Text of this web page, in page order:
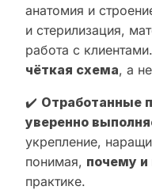
анатомия и
и стерилизация,
работа с
чёткая схема, а
✔️ Отработанные
уверенно
укрепление,
понимая, почему и
практике.